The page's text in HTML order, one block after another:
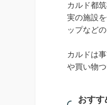
カルド都
実の施設
ップなど
カルドは
や買い物
おすす